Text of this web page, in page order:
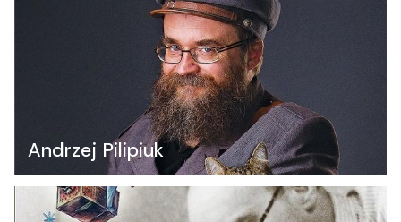
Andrzej Pilipiuk